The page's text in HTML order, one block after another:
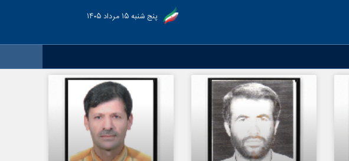
پنج شنبه ۱۵ مرداد ۱۴۰۵